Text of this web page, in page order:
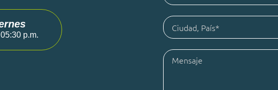
p.m.